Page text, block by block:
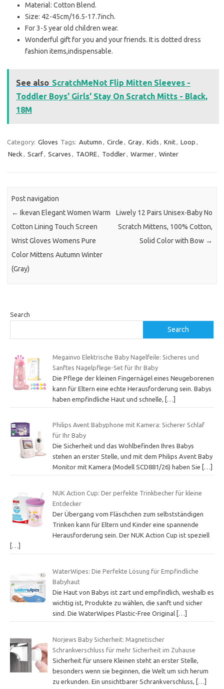
Material: Cotton Blend.
Size: 42-45cm/16.5-17.7inch.
For 3-5 year old children wear.
Wonderful gift for you and your friends. It is dotted dress
fashion items,indispensable.
See also ScratchMeNot Flip Mitten Sleeves -
Toddler Boys' Girls' Stay On Scratch Mitts - Black,
18M
Category: Gloves Tags: Autumn , Circle , Gray, Kids , Knit, Loop ,
Neck , Scarf, Scarves , TAORE, Toddler, Warmer, Winter
Post navigation
← Ikevan Elegant Women Warm
Cotton Lining Touch Screen
Wrist Gloves Womens Pure
Color Mittens Autumn Winter
(Gray)
Liwely 12 Pairs Unisex-Baby No
Scratch Mittens, 100% Cotton,
Solid Color with Bow →
Search
Search
Megainvo Elektrische Baby Nagelfeile: Sicheres und
Sanftes Nagelpflege-Set für Ihr Baby
Die Pflege der kleinen Fingernägel eines Neugeborenen
kann für Eltern eine echte Herausforderung sein. Babys
haben empfindliche Haut und schnelle,
[…]
Philips Avent Babyphone mit Kamera: Sicherer Schlaf
für Ihr Baby
Die Sicherheit und das Wohlbefinden Ihres Babys
stehen an erster Stelle, und mit dem Philips Avent Baby
Monitor mit Kamera (Modell SCD881/26) haben Sie
[…]
NUK Action Cup: Der perfekte Trinkbecher für kleine
Entdecker
Der Übergang vom Fläschchen zum selbstständigen
Trinken kann für Eltern und Kinder eine spannende
Herausforderung sein. Der NUK Action Cup ist speziell
[…]
WaterWipes: Die Perfekte Lösung für Empfindliche
Babyhaut
Die Haut von Babys ist zart und empfindlich, weshalb es
wichtig ist, Produkte zu wählen, die sanft und sicher
sind. Die WaterWipes Plastic-Free Original […]
Norjews Baby Sicherheit: Magnetischer
Schrankverschluss für mehr Sicherheit im Zuhause
Sicherheit für unsere Kleinen steht an erster Stelle,
besonders wenn sie beginnen, die Welt um sich herum
zu erkunden. Ein unsichtbarer Schrankverschluss,
[…]